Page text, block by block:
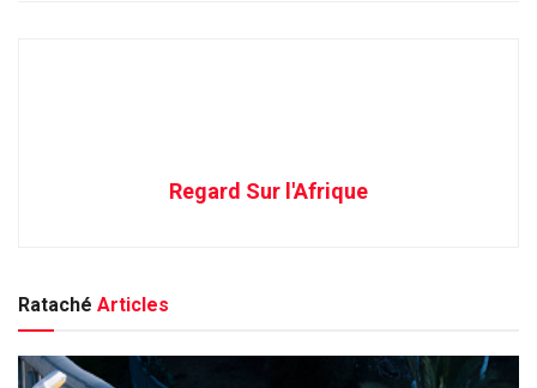
Regard Sur l'Afrique
Rataché Articles